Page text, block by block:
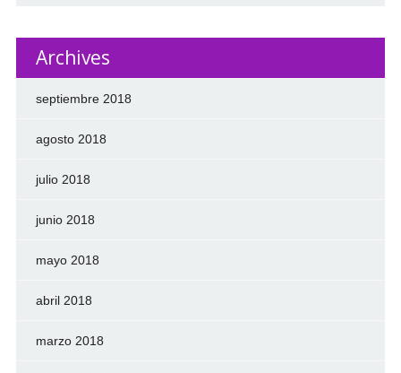
Archives
septiembre 2018
agosto 2018
julio 2018
junio 2018
mayo 2018
abril 2018
marzo 2018